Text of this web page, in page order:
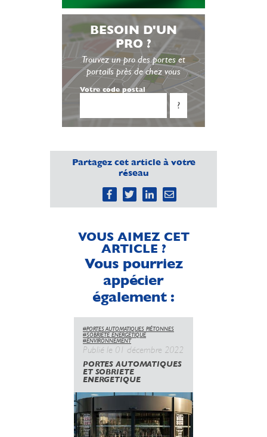
BESOIN D'UN
PRO ?
Trouvez un pro des portes et
portails près de chez vous
Votre code postal
?
Partagez cet article à votre
réseau
VOUS AIMEZ CET
ARTICLE ?
Vous pourriez
appécier
également :
#PORTES AUTOMATIQUES PIÉTONNES
#SOBRIETE ENERGETIQUE
#ENVIRONNEMENT
Publié le 01 décembre 2022
PORTES AUTOMATIQUES
ET SOBRIETE
ENERGETIQUE